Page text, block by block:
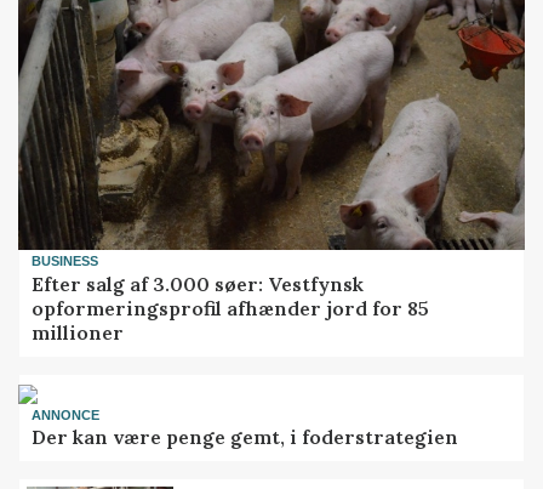
BUSINESS
Efter salg af 3.000 søer: Vestfynsk
opformeringsprofil afhænder jord for 85
millioner
ANNONCE
Der kan være penge gemt, i foderstrategien